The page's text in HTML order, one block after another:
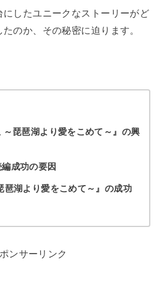
したユニークなストーリーがど
のか、その秘密に迫ります。
～琵琶湖より愛をこめて～』の興
成功の要因
琶湖より愛をこめて～』の成功
ンサーリンク